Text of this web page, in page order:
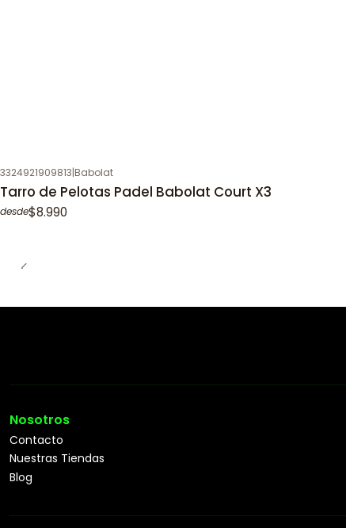
3324921909813|Babolat
Tarro de Pelotas Padel Babolat Court X3
desde$8.990
Nosotros
Contacto
Nuestras Tiendas
Blog